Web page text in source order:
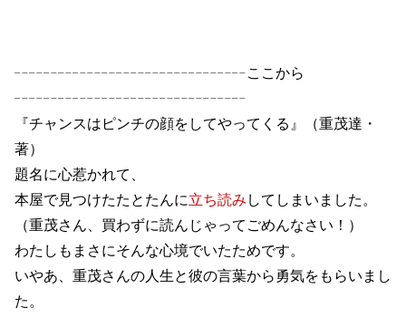
╌╌╌╌╌╌╌╌╌╌╌╌╌╌╌╌ここから
╌╌╌╌╌╌╌╌╌╌╌╌╌╌╌╌
『チャンスはピンチの顔をしてやってくる』（重茂達・
著）
題名に心惹かれて、
本屋で見つけたたとたんに立ち読み してしまいました。
（重茂さん、買わずに読んじゃってごめんなさい！）
わたしもまさにそんな心境でいたためです。
いやあ、重茂さんの人生と彼の言葉から勇気をもらいまし
た。